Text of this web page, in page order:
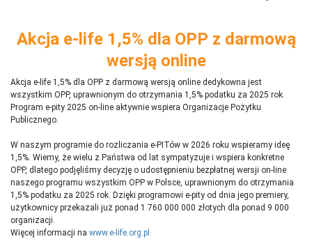
Akcja e-life 1,5% dla OPP z darmową
wersją online
Akcja e-life 1,5% dla OPP z darmową wersją online dedykowna jest
wszystkim OPP, uprawnionym do otrzymania 1,5% podatku za 2025 rok.
Program e-pity 2025 on-line aktywnie wspiera Organizacje Pożytku
Publicznego.
W naszym programie do rozliczania e-PITów w 2026 roku wspieramy ideę
1,5%. Wiemy, że wielu z Państwa od lat sympatyzuje i wspiera konkretne
OPP, dlatego podjęliśmy decyzję o udostępnieniu bezpłatnej wersji on-line
naszego programu wszystkim OPP w Polsce, uprawnionym do otrzymania
1,5% podatku za 2025 rok. Dzięki programowi e-pity od dnia jego premiery,
użytkownicy przekazali już ponad 1 760 000 000 złotych dla ponad 9 000
organizacji.
Więcej informacji na www.e-life.org.pl